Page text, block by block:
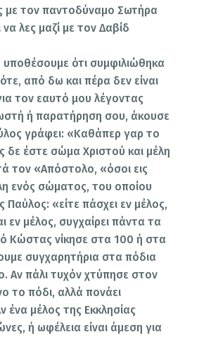
με τον παντοδύναμο Σωτήρα
λες μαζί με τον Δαβίδ
ότι συμφιλιώθηκα
από δω και πέρα δεν είναι
τον εαυτό μου λέγοντας
ή παρατήρηση σου, άκουσε
γράφει: «Καθάπερ γαρ το
δε έστε σώμα Χριστού και μέλη
τον «Απόστολο, «όσοι εις
ενός σώματος, του οποίου
Παύλος: «είτε πάσχει εν μέλος,
εν μέλος, συγχαίρει πάντα τα
ό Κώστας νίκησε στα 100 ή στα
συγχαρητήρια στα πόδια
Αν πάλι τυχόν χτύπησε στον
το πόδι, αλλά πονάει
ένα μέλος της Εκκλησίας
ή ωφέλεια είναι άμεση για